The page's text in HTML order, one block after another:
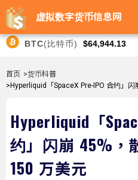
虚拟数字货币信息网
BTC(比特币) $64,944.13
首页 >货币科普
>Hyperliquid「SpaceX Pre-IPO 合约」
Hyperliquid「
约」闪崩 45%，
150 万美元